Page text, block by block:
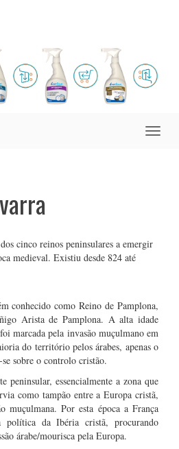
Toggle
cinco reinos peninsulares a emergir
medieval. Existiu desde 824 até
conhecido como Reino de Pamplona,
Arista de Pamplona. A alta idade
marcada pela invasão muçulmano em
do território pelos árabes, apenas o
sobre o controlo cristão.
essencialmente a zona que
como tampão entre a Europa cristã,
muçulmana. Por esta época a França
da Ibéria cristã, procurando
árabe/mourisca pela Europa.